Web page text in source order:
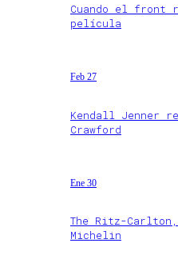
Cuando el front
película
Feb 27
Kendall Jenner
Crawford
Ene 30
The Ritz-
Michelin